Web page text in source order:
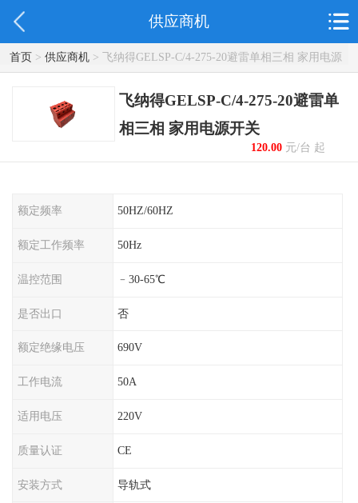
供应商机
首页> 供应商机> 飞纳得GELSP-C/4-275-20避雷单相三相 家用电源
开关
飞纳得GELSP-C/4-275-20避雷单
相三相 家用电源开关
120.00元/台 起
额定频率 50HZ/60HZ
额定工作频率 50Hz
温控范围 ﹣30-65℃
是否出口 否
额定绝缘电压 690V
工作电流 50A
适用电压 220V
质量认证 CE
安装方式 导轨式